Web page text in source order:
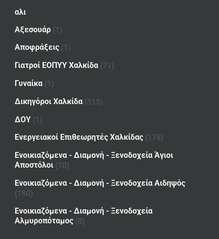
αλι
Αξεσουάρ (1)
Αποφράξεις (1)
Γιατροί ΕΟΠΥΥ Χαλκίδα (71)
Γυναίκα (1)
Δικηγόροι Χαλκίδα (315)
ΔΟΥ (1)
Ενεργειακοί Επιθεωρητές Χαλκίδας (178)
Ενοικιαζόμενα - Διαμονή - Ξενοδοχεία Άγιοι
Αποστόλοι (10)
Ενοικιαζόμενα - Διαμονή - Ξενοδοχεία Αιδηψός
(180)
Ενοικιαζόμενα - Διαμονή - Ξενοδοχεία
Αλμυροπόταμος (8)